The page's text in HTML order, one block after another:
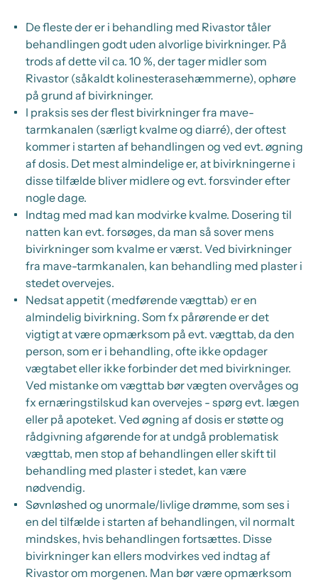
De fleste der er i behandling med Rivastor tåler
behandlingen godt uden alvorlige bivirkninger. På
trods af dette vil ca. 10 %, der tager midler som
Rivastor (såkaldt kolinesterasehæmmerne), ophøre
på grund af bivirkninger.
I praksis ses der flest bivirkninger fra mave-
tarmkanalen (særligt kvalme og diarré), der oftest
kommer i starten af behandlingen og ved evt. øgning
af dosis. Det mest almindelige er, at bivirkningerne i
disse tilfælde bliver midlere og evt. forsvinder efter
nogle dage.
Indtag med mad kan modvirke kvalme. Dosering til
natten kan evt. forsøges, da man så sover mens
bivirkninger som kvalme er værst. Ved bivirkninger
fra mave-tarmkanalen, kan behandling med plaster i
stedet overvejes.
Nedsat appetit (medførende vægttab) er en
almindelig bivirkning. Som fx pårørende er det
vigtigt at være opmærksom på evt. vægttab, da den
person, som er i behandling, ofte ikke opdager
vægtabet eller ikke forbinder det med bivirkninger.
Ved mistanke om vægttab bør vægten overvåges og
fx ernæringstilskud kan overvejes - spørg evt. lægen
eller på apoteket. Ved øgning af dosis er støtte og
rådgivning afgørende for at undgå problematisk
vægttab, men stop af behandlingen eller skift til
behandling med plaster i stedet, kan være
nødvendig.
Søvnløshed og unormale/livlige drømme, som ses i
en del tilfælde i starten af behandlingen, vil normalt
mindskes, hvis behandlingen fortsættes. Disse
bivirkninger kan ellers modvirkes ved indtag af
Rivastor om morgenen. Man bør være opmærksom